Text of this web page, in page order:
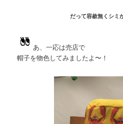
だって容赦無くシミ
あ、一応は売店で
帽子を物色してみましたよ〜！